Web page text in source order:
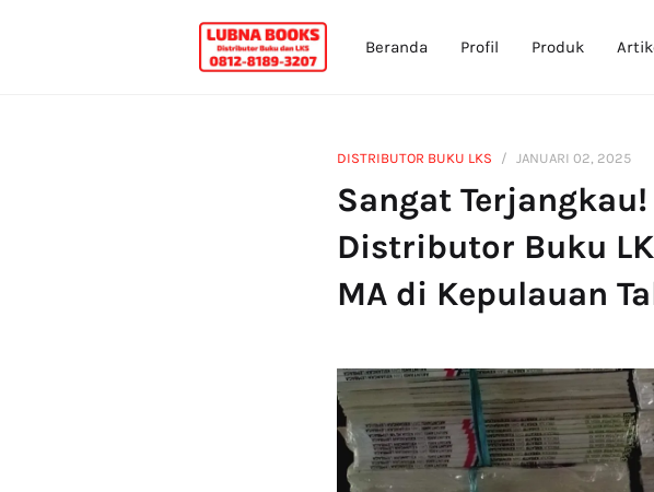
Beranda Profil Produk
DISTRIBUTOR BUKU LKS JANUARI 02, 2025
Sangat
Distributor Buku
MA di Kepulauan